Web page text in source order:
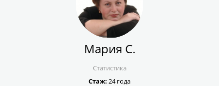
Мария С.
Статистика
Стаж: 24 года